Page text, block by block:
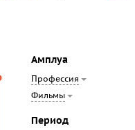
Амплуа
Профессия
Фильмы
Период